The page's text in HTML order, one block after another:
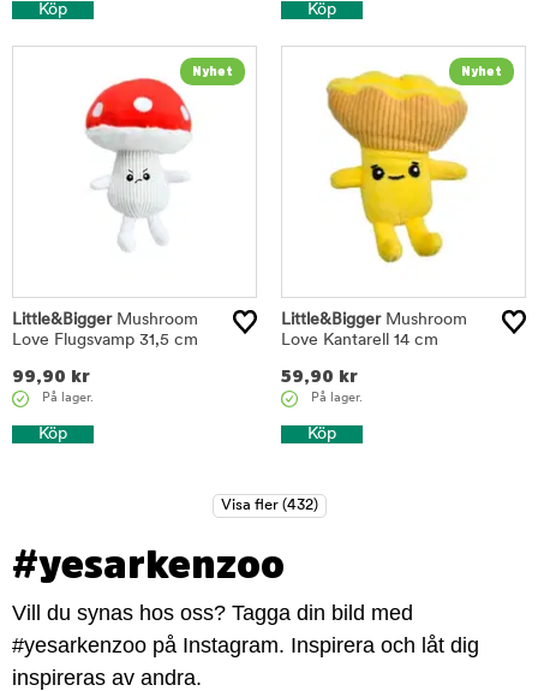
Köp Köp
Little&BiggerMushroom
Love Flugsvamp 31,5 cm
99,90 kr
På lager.
Köp
Little&BiggerMushroom
Love Kantarell 14 cm
59,90 kr
På lager.
Köp
#yesarkenzoo
Vill du synas hos oss? Tagga din bild med
#yesarkenzoo på Instagram. Inspirera och låt dig
inspireras av andra.